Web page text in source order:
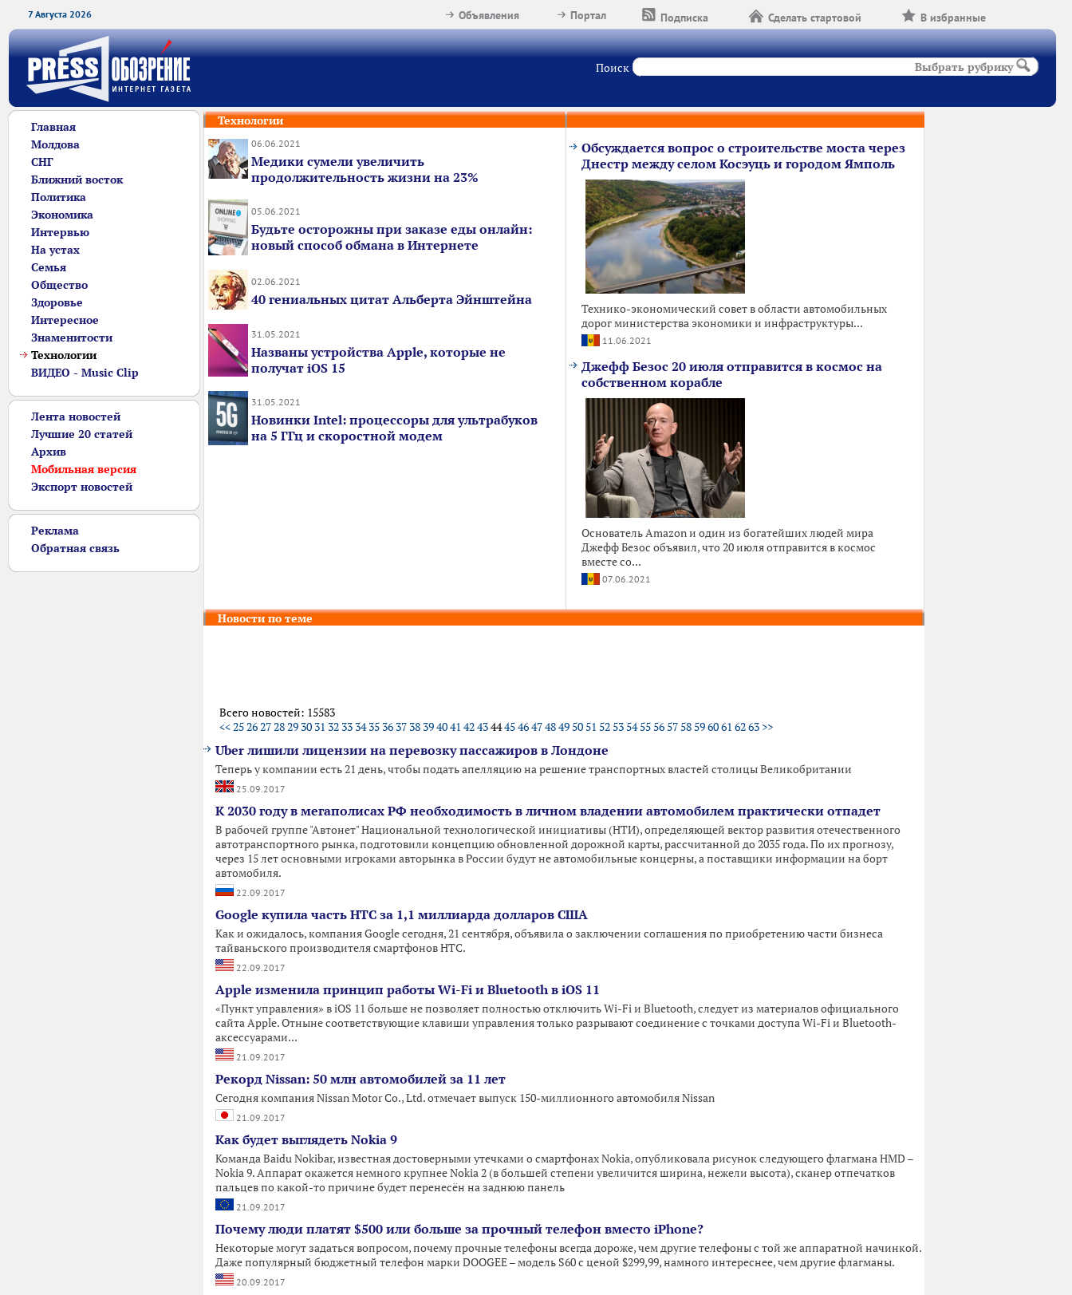
7 Августа 2026 В избранные
Сделать стартовой
Подписка
Портал
Объявления
Поиск Выбрать рубрику
Главная
Молдова
СНГ
Ближний восток
Политика
Экономика
Интервью
На устах
Семья
Общество
Здоровье
Интересное
Знаменитости
Технологии
ВИДЕО - Music Clip
Лента новостей
Лучшие 20 статей
Архив
Мобильная версия
Экспорт новостей
Реклама
Обратная связь
Технологии
06.06.2021
Медики сумели увеличить
продолжительность жизни на 23%
05.06.2021
Будьте осторожны при заказе еды онлайн:
новый способ обмана в Интернете
02.06.2021
40 гениальных цитат Альберта Эйнштейна
31.05.2021
Названы устройства Apple, которые не
получат iOS 15
31.05.2021
Новинки Intel: процессоры для ультрабуков
на 5 ГГц и скоростной модем
Обсуждается вопрос о строительстве моста через
Днестр между селом Косэуць и городом Ямполь
Технико-экономический совет в области автомобильных
дорог министерства экономики и инфраструктуры...
11.06.2021
Джефф Безос 20 июля отправится в космос на
собственном корабле
Основатель Amazon и один из богатейших людей мира
Джефф Безос объявил, что 20 июля отправится в космос
вместе со...
07.06.2021
Новости по теме
Всего новостей: 15583
<<2526272829 30 31 32 33 34 35 36 37 38 394041 4243444546474849 50 51 52 53 54 55 56 57 58 596061 6263 >>
Uber лишили лицензии на перевозку пассажиров в Лондоне
Теперь у компании есть 21 день, чтобы подать апелляцию на решение транспортных властей столицы Великобритании
25.09.2017
К 2030 году в мегаполисах РФ необходимость в личном владении автомобилем практически отпадет
В рабочей группе "Автонет" Национальной технологической инициативы (НТИ), определяющей вектор развития отечественного
автотранспортного рынка, подготовили концепцию обновленной дорожной карты, рассчитанной до 2035 года. По их прогнозу,
через 15 лет основными игроками авторынка в России будут не автомобильные концерны, а поставщики информации на борт
автомобиля.
22.09.2017
Google купила часть HTC за 1,1 миллиарда долларов США
Как и ожидалось, компания Google сегодня, 21 сентября, объявила о заключении соглашения по приобретению части бизнеса
тайваньского производителя смартфонов HTC.
22.09.2017
Apple изменила принцип работы Wi-Fi и Bluetooth в iOS 11
«Пункт управления» в iOS 11 больше не позволяет полностью отключить Wi-Fi и Bluetooth, следует из материалов официального
сайта Apple. Отныне соответствующие клавиши управления только разрывают соединение с точками доступа Wi-Fi и Bluetooth-
аксессуарами...
21.09.2017
Рекорд Nissan: 50 млн автомобилей за 11 лет
Сегодня компания Nissan Motor Co., Ltd. отмечает выпуск 150-миллионного автомобиля Nissan
21.09.2017
Как будет выглядеть Nokia 9
Команда Baidu Nokibar, известная достоверными утечками о смартфонах Nokia, опубликовала рисунок следующего флагмана HMD –
Nokia 9. Аппарат окажется немного крупнее Nokia 2 (в большей степени увеличится ширина, нежели высота), сканер отпечатков
пальцев по какой-то причине будет перенесён на заднюю панель
21.09.2017
Почему люди платят $500 или больше за прочный телефон вместо iPhone?
Некоторые могут задаться вопросом, почему прочные телефоны всегда дороже, чем другие телефоны с той же аппаратной начинкой.
Даже популярный бюджетный телефон марки DOOGEE – модель S60 с ценой $299,99, намного интереснее, чем другие флагманы.
20.09.2017